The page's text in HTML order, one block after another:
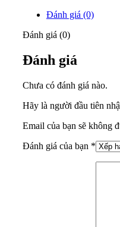
Đánh giá (0)
Đánh giá (0)
Đánh giá
Chưa có đánh giá nào.
Hãy là người đầu tiên
Email của bạn sẽ không
Đánh giá của bạn *